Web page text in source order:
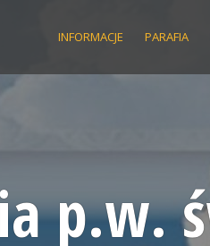
INFORMACJE PARAFIA
p.w.